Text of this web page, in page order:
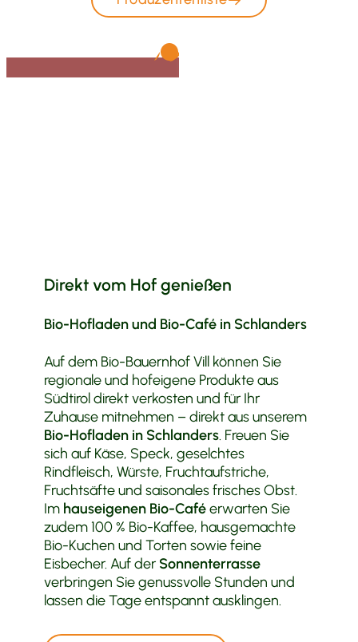
Direkt vom Hof genießen
Bio-Hofladen und Bio-Café in Schlanders
Auf dem Bio-Bauernhof Vill können Sie
regionale und hofeigene Produkte aus
Südtirol direkt verkosten und für Ihr
Zuhause mitnehmen – direkt aus unserem
Bio-Hofladen in Schlanders. Freuen Sie
sich auf Käse, Speck, geselchtes
Rindfleisch, Würste, Fruchtaufstriche,
Fruchtsäfte und saisonales frisches Obst.
Im hauseigenen Bio-Caféerwarten Sie
zudem 100 % Bio-Kaffee, hausgemachte
Bio-Kuchen und Torten sowie feine
Eisbecher. Auf der Sonnenterrasse
verbringen Sie genussvolle Stunden und
lassen die Tage entspannt ausklingen.